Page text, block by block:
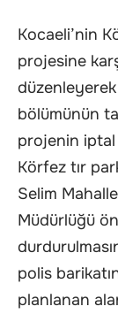
Kocaeli’nin
projesine
bölümünün
projenin
Körfez tır
Selim
Müdürlüğü
polis
planlanan